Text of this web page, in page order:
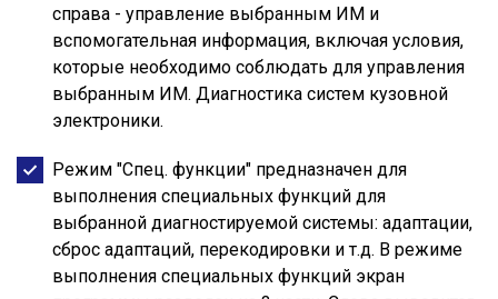
справа - управление выбранным ИМ и
вспомогательная информация, включая условия,
которые необходимо соблюдать для управления
выбранным ИМ. Диагностика систем кузовной
электроники.
Режим "Спец. функции" предназначен для
выполнения специальных функций для
выбранной диагностируемой системы: адаптации,
сброс адаптаций, перекодировки и т.д. В режиме
выполнения специальных функций экран